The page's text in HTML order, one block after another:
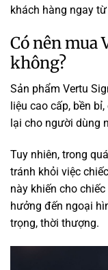
khách hàng ngay
Có nên mua
không?
Sản phẩm Vertu
liệu cao cấp, bền
lại cho người dùng
Tuy nhiên, trong
tránh khỏi việc
này khiến cho
hưởng đến ngoại
trọng, thời thượng.